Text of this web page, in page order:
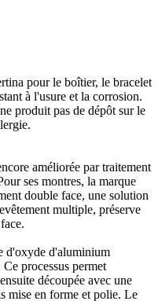
pour le boîtier, le bracelet
à l'usure et la corrosion.
produit pas de dépôt sur le
améliorée par traitement
ses montres, la marque
double face, une solution
multiple, préserve
d'oxyde d'aluminium
processus permet
découpée avec une
mise en forme et polie. Le